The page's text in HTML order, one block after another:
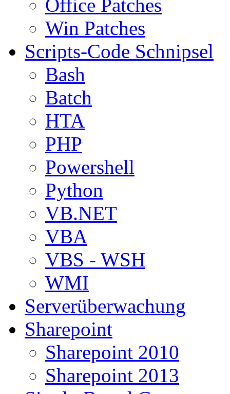
Office Patches
Win Patches
Scripts-Code Schnipsel
Bash
Batch
HTA
PHP
Powershell
Python
VB.NET
VBA
VBS - WSH
WMI
Serverüberwachung
Sharepoint
Sharepoint 2010
Sharepoint 2013